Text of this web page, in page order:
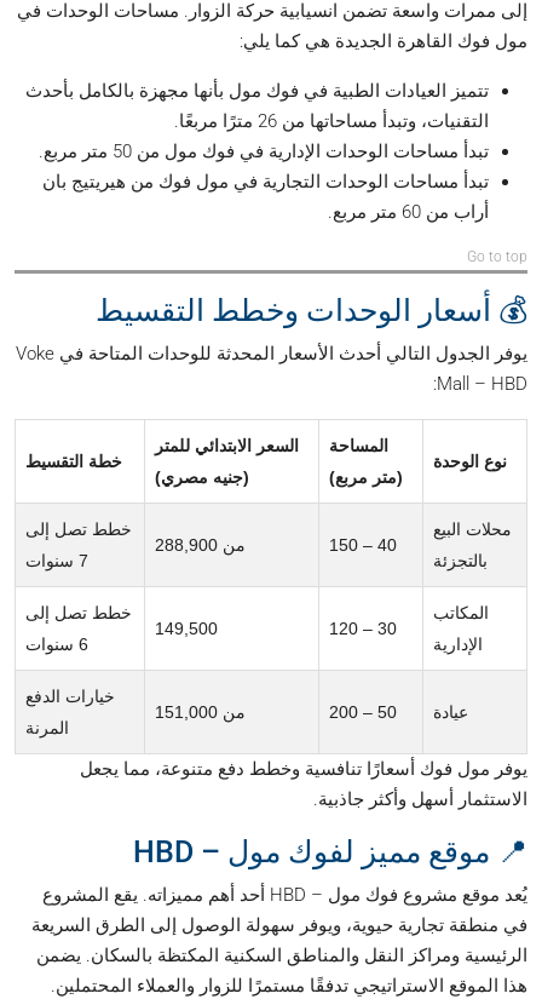
إلى ممرات واسعة تضمن انسيابية حركة الزوار. مساحات الوحدات في
مول فوك القاهرة الجديدة هي كما يلي:
تتميز العيادات الطبية في فوك مول بأنها مجهزة بالكامل بأحدث
التقنيات، وتبدأ مساحاتها من 26 مترًا مربعًا.
تبدأ مساحات الوحدات الإدارية في فوك مول من 50 متر مربع.
تبدأ مساحات الوحدات التجارية في مول فوك من هيريتيج بان
أراب من 60 متر مربع.
Go to top
💰 أسعار الوحدات وخطط التقسيط
يوفر الجدول التالي أحدث الأسعار المحدثة للوحدات المتاحة في Voke
Mall – HBD:
نوع الوحدة
المساحة
(متر مربع)
السعر الابتدائي للمتر
(جنيه مصري)
خطة التقسيط
محلات البيع
بالتجزئة
40 – 150 من 288,900
خطط تصل إلى
7 سنوات
المكاتب
الإدارية
30 – 120
149,500
خطط تصل إلى
6 سنوات
عيادة 50 – 200 من 151,000
خيارات الدفع
المرنة
يوفر مول فوك أسعارًا تنافسية وخطط دفع متنوعة، مما يجعل
الاستثمار أسهل وأكثر جاذبية.
📍 موقع مميز لفوك مول – HBD
يُعد موقع مشروع فوك مول – HBD أحد أهم مميزاته. يقع المشروع
في منطقة تجارية حيوية، ويوفر سهولة الوصول إلى الطرق السريعة
الرئيسية ومراكز النقل والمناطق السكنية المكتظة بالسكان. يضمن
هذا الموقع الاستراتيجي تدفقًا مستمرًا للزوار والعملاء المحتملين.